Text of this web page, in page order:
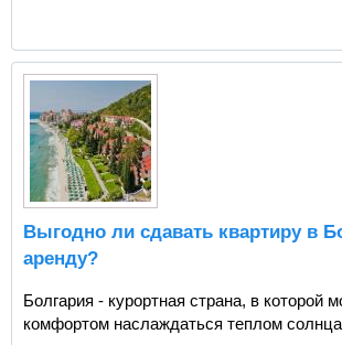
Выгодно ли сдавать квартиру в
аренду?
Болгария - курортная страна, в которой
комфортом наслаждаться теплом